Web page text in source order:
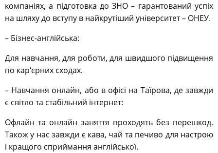
компаніях, а підготовка до ЗНО – гарантований успіх
на шляху до вступу в найкрутіший університет – ОНЕУ.
– Бізнес-англійська:
Для навчання, для роботи, для швидшого підвищення
по кар‘єрних сходах.
– Навчання онлайн, або в офісі на Таїрова, де завжди
є світло та стабільний інтернет:
Офлайн та онлайн заняття проходять без перешкод.
Також у нас завжди є кава, чай та печиво для настрою
і кращого сприймання англійської.